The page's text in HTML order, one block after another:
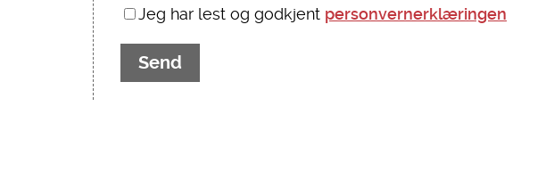
Jeg har lest og godkjent personvernerklæringen